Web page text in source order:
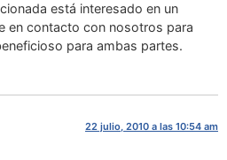
está interesado en un
en contacto con nosotros para
para ambas partes.
22 julio, 2010 a las 10:54 am